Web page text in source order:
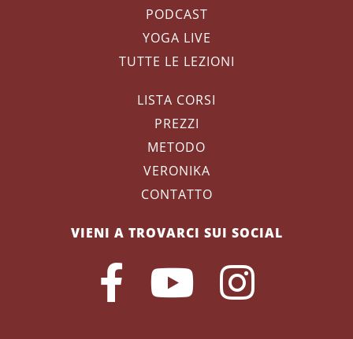
PODCAST
YOGA LIVE
TUTTE LE LEZIONI
LISTA CORSI
PREZZI
METODO
VERONIKA
CONTATTO
VIENI A TROVARCI SUI SOCIAL